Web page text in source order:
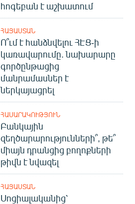
հոգեբան է աշխատում
ՀԱՅԱՍՏԱՆ
Ո՞ւմ է հանձնվելու ՀԷՑ-ի
կառավարումը. նախարարը
գործընթացից
մանրամասներ է
ներկայացրել
ՀԱՍԱՐԱԿՈՒԹՅՈՒՆ
Բանկային
զեղծարարությունների՞, թե՞
միայն դրանցից բողոքների
թիվն է նվազել
ՀԱՅԱՍՏԱՆ
Սոցիալականից՝